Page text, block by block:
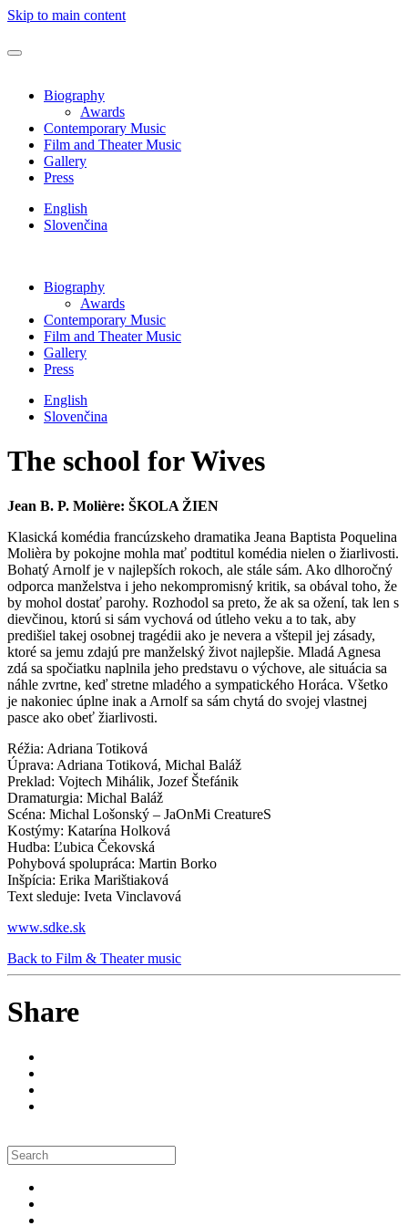
Skip to main content
Biography
Awards
Contemporary Music
Film and Theater Music
Gallery
Press
English
Slovenčina
Biography
Awards
Contemporary Music
Film and Theater Music
Gallery
Press
English
Slovenčina
The school for Wives
Jean B. P. Molière: ŠKOLA ŽIEN
Klasická komédia francúzskeho dramatika Jeana Baptista Poquelina
Molièra by pokojne mohla mať podtitul komédia nielen o žiarlivosti.
Bohatý Arnolf je v najlepších rokoch, ale stále sám. Ako dlhoročný
odporca manželstva i jeho nekompromisný kritik, sa obával toho, že
by mohol dostať parohy. Rozhodol sa preto, že ak sa ožení, tak len s
dievčinou, ktorú si sám vychová od útleho veku a to tak, aby
predišiel takej osobnej tragédii ako je nevera a vštepil jej zásady,
ktoré sa jemu zdajú pre manželský život najlepšie. Mladá Agnesa
zdá sa spočiatku naplnila jeho predstavu o výchove, ale situácia sa
náhle zvrtne, keď stretne mladého a sympatického Horáca. Všetko
je nakoniec úplne inak a Arnolf sa sám chytá do svojej vlastnej
pasce ako obeť žiarlivosti.
Réžia: Adriana Totiková
Úprava: Adriana Totiková, Michal Baláž
Preklad: Vojtech Mihálik, Jozef Štefánik
Dramaturgia: Michal Baláž
Scéna: Michal Lošonský – JaOnMi CreatureS
Kostýmy: Katarína Holková
Hudba: Ľubica Čekovská
Pohybová spolupráca: Martin Borko
Inšpícia: Erika Marištiaková
Text sleduje: Iveta Vinclavová
www.sdke.sk
Back to Film & Theater music
Share